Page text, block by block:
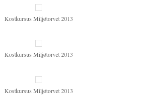
Kostkursus Miljøtorvet 2013
Kostkursus Miljøtorvet 2013
Kostkursus Miljøtorvet 2013